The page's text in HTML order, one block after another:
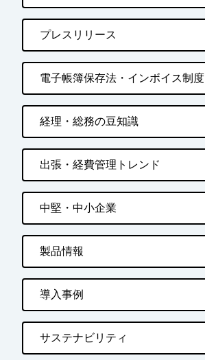
プレスリリース
電子帳簿保存法・インボイス制度
経理・総務の豆知識
出張・経費管理トレンド
中堅・中小企業
製品情報
導入事例
サステナビリティ